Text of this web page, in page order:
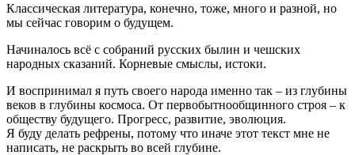
Классическая литература, конечно, тоже, много и разной, но
мы сейчас говорим о будущем.
Начиналось всё с собраний русских былин и чешских
народных сказаний. Корневые смыслы, истоки.
И воспринимал я путь своего народа именно так – из глубины
веков в глубины космоса. От первобытнообщинного строя – к
обществу будущего. Прогресс, развитие, эволюция.
Я буду делать рефрены, потому что иначе этот текст мне не
написать, не раскрыть во всей глубине.